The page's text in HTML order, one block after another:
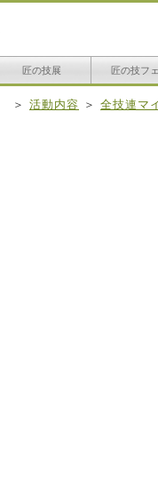
匠の技展 匠の技フ
＞ 活動内容 ＞ 全技連マ